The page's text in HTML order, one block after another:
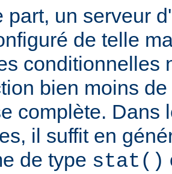
part, un serveur
de telle
conditionnelles
bien moins
complète. Dans
il suffit en
de type stat()